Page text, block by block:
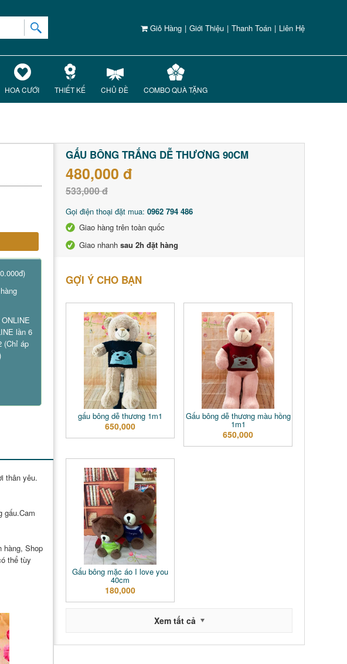
Giỏ Hàng | Giới Thiệu | Thanh Toán | Liên Hệ
HOA CƯỚI THIẾT KẾ CHỦ ĐỀ COMBO QUÀ TẶNG
lần 6
(Chỉ áp
thân yêu.
gấu.Cam
hàng, Shop
thể tùy
GẤU BÔNG TRẮNG DỄ THƯƠNG 90CM
480,000 đ
533,000 đ
Gọi điện thoại đặt mua: 0962 794 486
Giao hàng trên toàn quốc
Giao nhanh sau 2h đặt hàng
GỢI Ý CHO BẠN
gấu bông dễ thương 1m1
650,000
Gấu bông dễ thương màu hồng
1m1
650,000
Gấu bông mặc áo I love you
40cm
180,000
Xem tất cả